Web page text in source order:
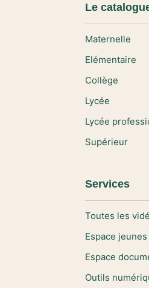
Le
Maternelle
Elémentaire
Collège
Lycée
Lycée
Supérieur
Services
Toutes les
Espace
Espace
Outils